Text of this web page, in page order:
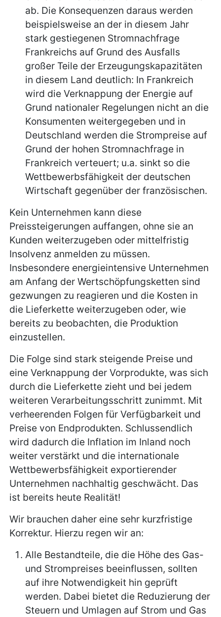
ab. Die Konsequenzen daraus werden
beispielsweise an der in diesem Jahr
stark gestiegenen Stromnachfrage
Frankreichs auf Grund des Ausfalls
großer Teile der Erzeugungskapazitäten
in diesem Land deutlich: In Frankreich
wird die Verknappung der Energie auf
Grund nationaler Regelungen nicht an die
Konsumenten weitergegeben und in
Deutschland werden die Strompreise auf
Grund der hohen Stromnachfrage in
Frankreich verteuert; u.a. sinkt so die
Wettbewerbsfähigkeit der deutschen
Wirtschaft gegenüber der französischen.
Kein Unternehmen kann diese
Preissteigerungen auffangen, ohne sie an
Kunden weiterzugeben oder mittelfristig
Insolvenz anmelden zu müssen.
Insbesondere energieintensive Unternehmen
am Anfang der Wertschöpfungsketten sind
gezwungen zu reagieren und die Kosten in
die Lieferkette weiterzugeben oder, wie
bereits zu beobachten, die Produktion
einzustellen.
Die Folge sind stark steigende Preise und
eine Verknappung der Vorprodukte, was sich
durch die Lieferkette zieht und bei jedem
weiteren Verarbeitungsschritt zunimmt. Mit
verheerenden Folgen für Verfügbarkeit und
Preise von Endprodukten. Schlussendlich
wird dadurch die Inflation im Inland noch
weiter verstärkt und die internationale
Wettbewerbsfähigkeit exportierender
Unternehmen nachhaltig geschwächt. Das
ist bereits heute Realität!
Wir brauchen daher eine sehr kurzfristige
Korrektur. Hierzu regen wir an:
Alle Bestandteile, die die Höhe des Gas-
und Strompreises beeinflussen, sollten
auf ihre Notwendigkeit hin geprüft
werden. Dabei bietet die Reduzierung der
Steuern und Umlagen auf Strom und Gas